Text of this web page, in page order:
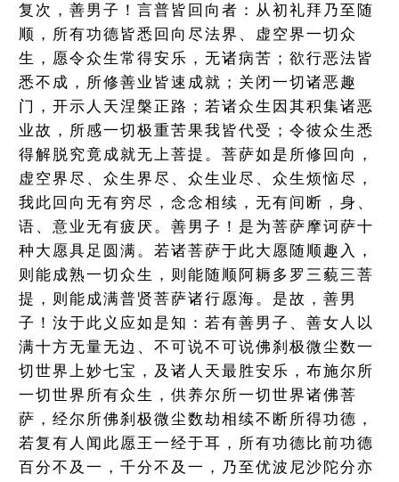
复次，善男子！言普皆回向者：从初礼拜乃至随
顺，所有功德皆悉回向尽法界、虚空界一切众
生，愿令众生常得安乐，无诸病苦；欲行恶法皆
悉不成，所修善业皆速成就；关闭一切诸恶趣
门，开示人天涅槃正路；若诸众生因其积集诸恶
业故，所感一切极重苦果我皆代受；令彼众生悉
得解脱究竟成就无上菩提。菩萨如是所修回向，
虚空界尽、众生界尽、众生业尽、众生烦恼尽，
我此回向无有穷尽，念念相续，无有间断，身、
语、意业无有疲厌。善男子！是为菩萨摩诃萨十
种大愿具足圆满。若诸菩萨于此大愿随顺趣入，
则能成熟一切众生，则能随顺阿耨多罗三藐三菩
提，则能成满普贤菩萨诸行愿海。是故，善男
子！汝于此义应如是知：若有善男子、善女人以
满十方无量无边、不可说不可说佛刹极微尘数一
切世界上妙七宝，及诸人天最胜安乐，布施尔所
一切世界所有众生，供养尔所一切世界诸佛菩
萨，经尔所佛刹极微尘数劫相续不断所得功德，
若复有人闻此愿王一经于耳，所有功德比前功德
百分不及一，千分不及一，乃至优波尼沙陀分亦